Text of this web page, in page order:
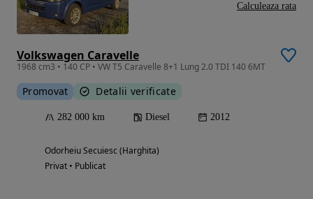
Volkswagen Caravelle
1968 cm3 • 140 CP • VW T5 Caravelle 8+1 Lung 2.0 TDI 140 6MT
Promovat Detalii verificate
282 000 km Diesel 2012
Odorheiu Secuiesc (Harghita)
Privat • Publicat
Calculeaza rata